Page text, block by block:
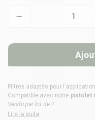
Filtres adaptés pour
Compatible avec notre pistolet
Vendu par lot de 2.
Lire la suite